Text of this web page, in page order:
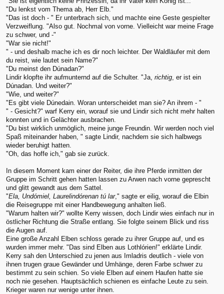
"Du lenkst vom Thema ab, Herr Elb."
"Das ist doch - " Er unterbrach sich, und machte eine Geste gespielter
Verzweiflung. "Also gut. Nochmal von vorne. Vielleicht war meine Frage
zu schwer, und -"
"War sie nicht!"
" - und deshalb mache ich es dir noch leichter. Der Waldläufer mit dem
du reist, wie lautet sein Name?"
"Du meinst den Dúnadan?"
Lindir klopfte ihr aufmunternd auf die Schulter. "Ja, richtig , er ist ein
Dúnadan. Und weiter?"
"Wie, und weiter?"
"Es gibt viele Dúnedain. Woran unterscheidet man sie? An ihrem - "
" - Gesicht?" warf Kerry ein, worauf sie und Lindir sich nicht mehr halten
konnten und in Gelächter ausbrachen.
"Du bist wirklich unmöglich, meine junge Freundin. Wir werden noch viel
Spaß miteinander haben, " sagte Lindir, nachdem sie sich halbwegs
wieder beruhigt hatten.
"Oh, das hoffe ich," gab sie zurück.
In diesem Moment kam einer der Reiter, die ihre Pferde inmitten der
Gruppe im Schritt gehen hatten lassen zu Arwen nach vorne geprescht
und glitt gewandt aus dem Sattel.
"Ela, Undómiel, Laurelindórenan tú lar," sagte er eilig, worauf die Elbin
die Reisegruppe mit einer Handbewegung anhalten ließ.
"Warum halten wir?" wollte Kerry wissen, doch Lindir wies einfach nur in
östlicher Richtung die Straße entlang. Sie folgte seinem Blick und riss
die Augen auf.
Eine große Anzahl Elben schloss gerade zu ihrer Gruppe auf, und es
wurden immer mehr. "Das sind Elben aus Lothlórien!" erklärte Lindir.
Kerry sah den Unterschied zu jenen aus Imladris deutlich - viele von
ihnen trugen graue Gewänder und Umhänge, deren Farbe schwer zu
bestimmt zu sein schien. So viele Elben auf einem Haufen hatte sie
noch nie gesehen. Hauptsächlich schienen es einfache Leute zu sein.
Krieger waren nur wenige unter ihnen.